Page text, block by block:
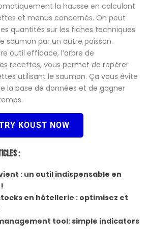
la hausse en calculant
et menus concernés. On peut
quantités sur les fiches techniques
saumon par un autre poisson.
outil efficace, l’arbre de
recettes, vous permet de repérer
utilisant le saumon. Ça vous évite
la base de données et de gagner
KOUST NOW
:
: un outil indispensable en
en hôtellerie : optimisez et
tool: simple indicators